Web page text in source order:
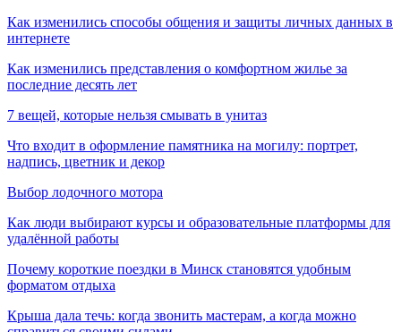
Как изменились способы общения и защиты личных данных в
интернете
Как изменились представления о комфортном жилье за
последние десять лет
7 вещей, которые нельзя смывать в унитаз
Что входит в оформление памятника на могилу: портрет,
надпись, цветник и декор
Выбор лодочного мотора
Как люди выбирают курсы и образовательные платформы для
удалённой работы
Почему короткие поездки в Минск становятся удобным
форматом отдыха
Крыша дала течь: когда звонить мастерам, а когда можно